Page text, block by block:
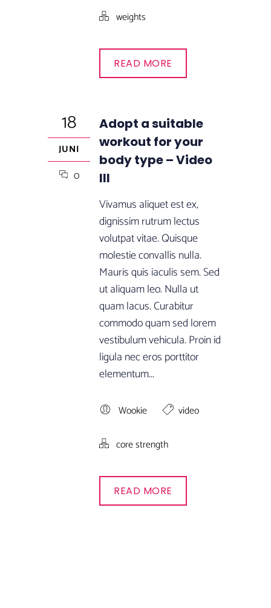
weights
READ MORE
18
JUNI
0
Adopt a suitable
workout for your
body type – Video
III
Vivamus aliquet est ex,
dignissim rutrum lectus
volutpat vitae. Quisque
molestie convallis nulla.
Mauris quis iaculis sem. Sed
ut aliquam leo. Nulla ut
quam lacus. Curabitur
commodo quam sed lorem
vestibulum vehicula. Proin id
ligula nec eros porttitor
elementum...
Wookie video
core strength
READ MORE